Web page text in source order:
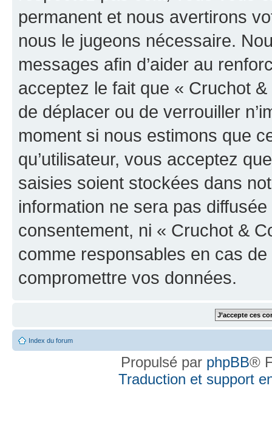
permanent et nous avertirons
nous le jugeons nécessaire.
messages afin d’aider au
acceptez le fait que « Cruchot
de déplacer ou de verrouiller
moment si nous estimons que
qu’utilisateur, vous acceptez
saisies soient stockées dans
information ne sera pas
consentement, ni « Cruchot &
comme responsables en cas
compromettre vos données.
Index du forum
Propulsé par phpBB®
Traduction et support